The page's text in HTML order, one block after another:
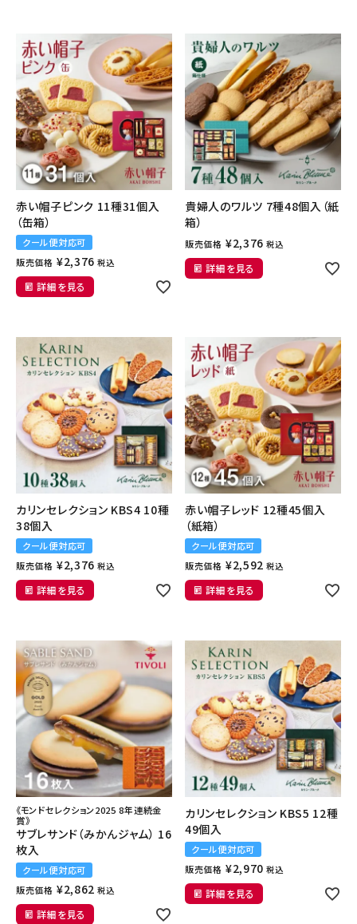
赤い帽子ピンク 11種31個入
（缶箱）
クール便対応可
販売価格 ¥2,376 税込
詳細を見る
貴婦人のワルツ 7種48個入（紙
箱）
販売価格 ¥2,376 税込
詳細を見る
カリンセレクション KBS4 10種
38個入
クール便対応可
販売価格 ¥2,376 税込
詳細を見る
赤い帽子レッド 12種45個入
（紙箱）
クール便対応可
販売価格 ¥2,592 税込
詳細を見る
《モンドセレクション2025 8年連続金
賞》
サブレサンド（みかんジャム） 16
枚入
クール便対応可
販売価格 ¥2,862 税込
詳細を見る
カリンセレクション KBS5 12種
49個入
クール便対応可
販売価格 ¥2,970 税込
詳細を見る